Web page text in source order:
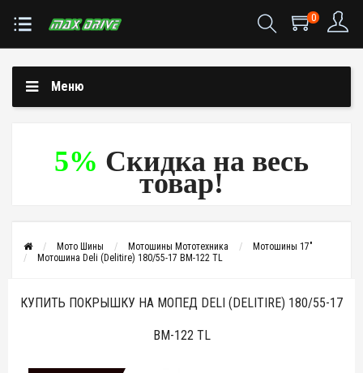
0
Меню
5% Скидка на весь
товар!
Мото Шины Мотошины Мототехника
Мотошины 17"
Мотошина Deli (Delitire) 180/55-17 BM-122 TL
КУПИТЬ ПОКРЫШКУ НА МОПЕД DELI (DELITIRE) 180/55-17
BM-122 TL